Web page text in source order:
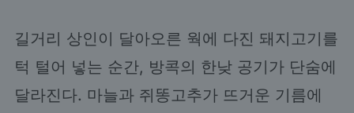
길거리 상인이 달아오른 웍에 다진 돼지고기를
턱 털어 넣는 순간, 방콕의 한낮 공기가 단숨에
달라진다. 마늘과 쥐똥고추가 뜨거운 기름에